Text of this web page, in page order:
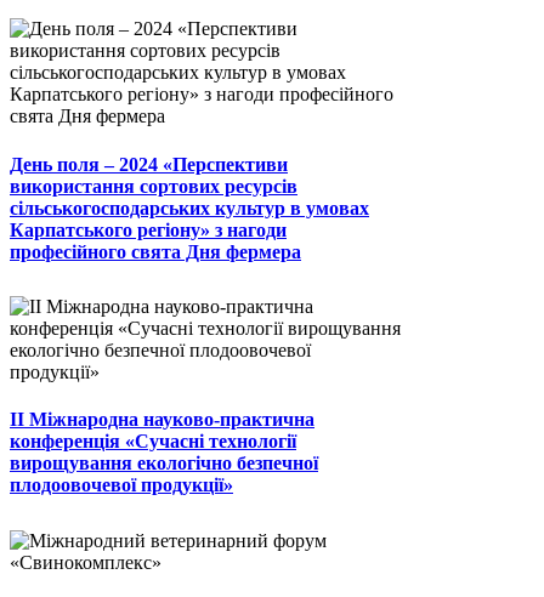
День поля – 2024 «Перспективи
використання сортових ресурсів
сільськогосподарських культур в умовах
Карпатського регіону» з нагоди
професійного свята Дня фермера
II Міжнародна науково-практична
конференція «Сучасні технології
вирощування екологічно безпечної
плодоовочевої продукції»